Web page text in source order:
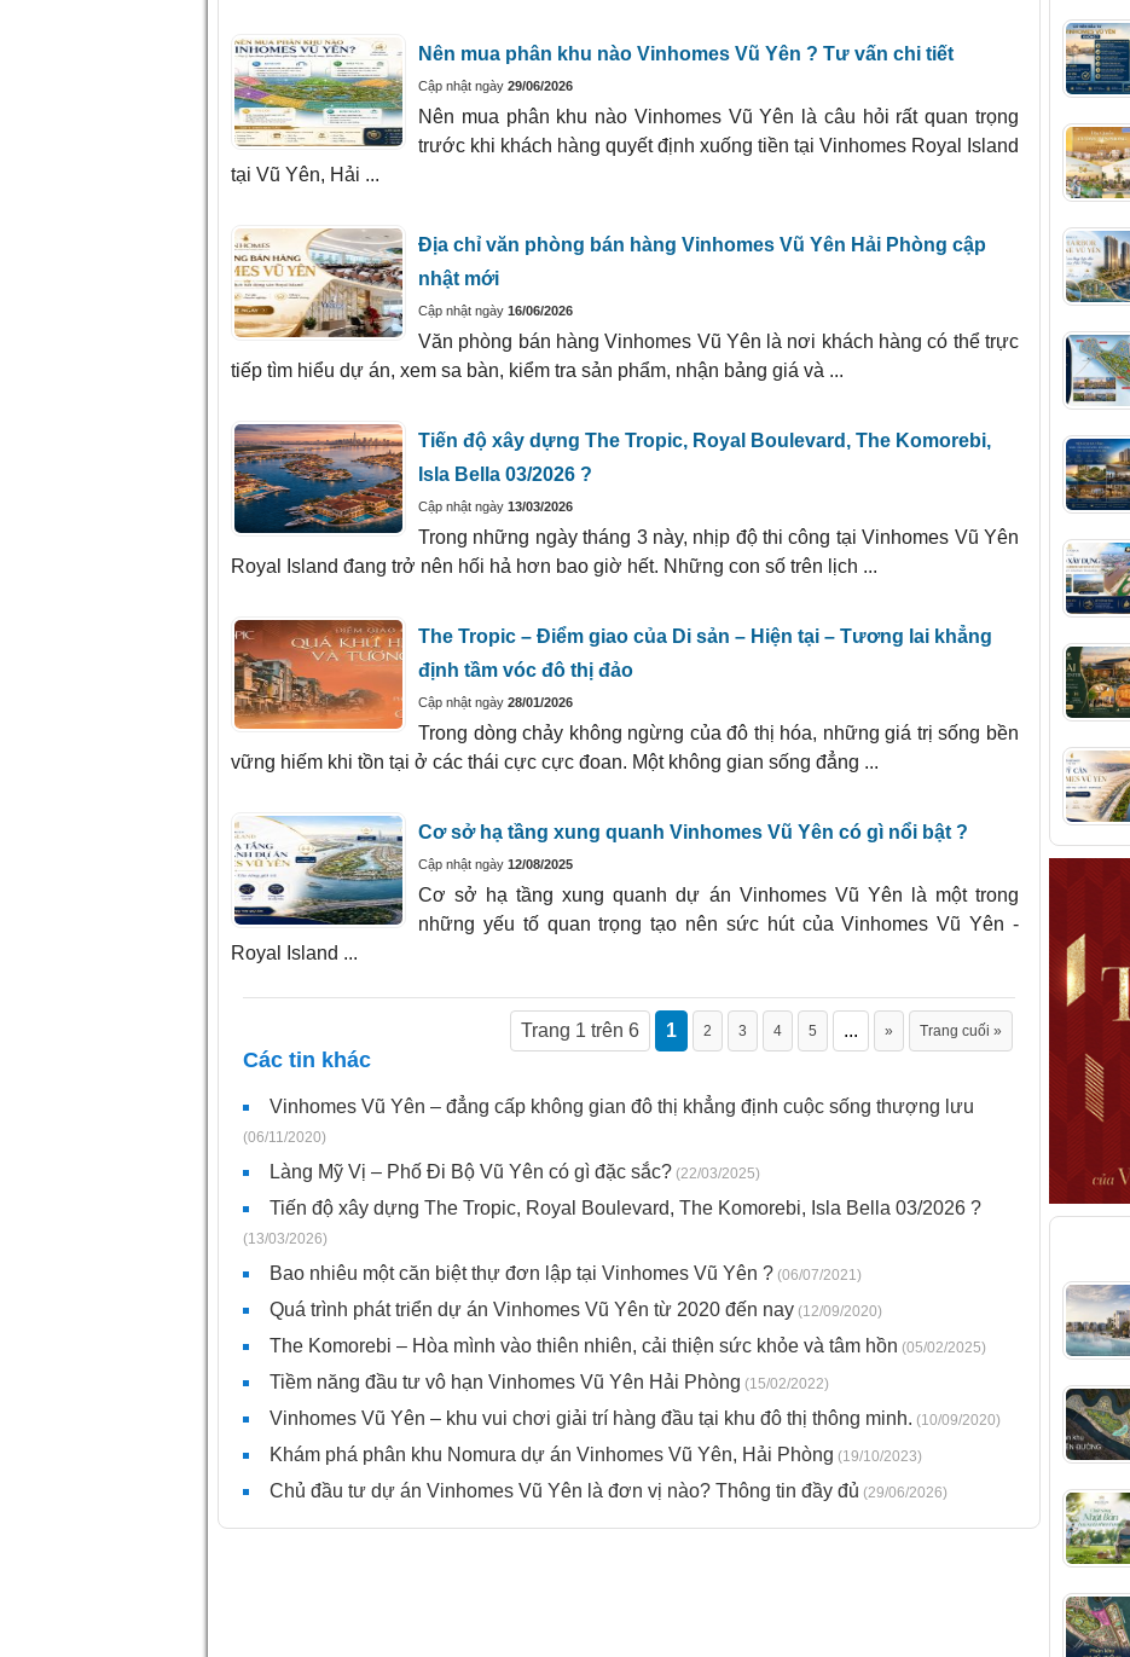
Nên mua phân khu nào Vinhomes Vũ Yên ? Tư vấn chi tiết
Cập nhật ngày 29/06/2026
Nên mua phân khu nào Vinhomes Vũ Yên là câu hỏi rất quan trọng
trước khi khách hàng quyết định xuống tiền tại Vinhomes Royal Island
tại Vũ Yên, Hải ...
Địa chỉ văn phòng bán hàng Vinhomes Vũ Yên Hải Phòng cập
nhật mới
Cập nhật ngày 16/06/2026
Văn phòng bán hàng Vinhomes Vũ Yên là nơi khách hàng có thể trực
tiếp tìm hiểu dự án, xem sa bàn, kiểm tra sản phẩm, nhận bảng giá và ...
Tiến độ xây dựng The Tropic, Royal Boulevard, The Komorebi,
Isla Bella 03/2026 ?
Cập nhật ngày 13/03/2026
Trong những ngày tháng 3 này, nhịp độ thi công tại Vinhomes Vũ Yên
Royal Island đang trở nên hối hả hơn bao giờ hết. Những con số trên lịch ...
The Tropic – Điểm giao của Di sản – Hiện tại – Tương lai khẳng
định tầm vóc đô thị đảo
Cập nhật ngày 28/01/2026
Trong dòng chảy không ngừng của đô thị hóa, những giá trị sống bền
vững hiếm khi tồn tại ở các thái cực cực đoan. Một không gian sống đẳng ...
Cơ sở hạ tầng xung quanh Vinhomes Vũ Yên có gì nổi bật ?
Cập nhật ngày 12/08/2025
Cơ sở hạ tầng xung quanh dự án Vinhomes Vũ Yên là một trong
những yếu tố quan trọng tạo nên sức hút của Vinhomes Vũ Yên -
Royal Island ...
Trang 1 trên 6 1 2 3 4 5 ... » Trang cuối »
Các tin khác
Vinhomes Vũ Yên – đẳng cấp không gian đô thị khẳng định cuộc sống thượng lưu
(06/11/2020)
Làng Mỹ Vị – Phố Đi Bộ Vũ Yên có gì đặc sắc? (22/03/2025)
Tiến độ xây dựng The Tropic, Royal Boulevard, The Komorebi, Isla Bella 03/2026 ?
(13/03/2026)
Bao nhiêu một căn biệt thự đơn lập tại Vinhomes Vũ Yên ? (06/07/2021)
Quá trình phát triển dự án Vinhomes Vũ Yên từ 2020 đến nay (12/09/2020)
The Komorebi – Hòa mình vào thiên nhiên, cải thiện sức khỏe và tâm hồn (05/02/2025)
Tiềm năng đầu tư vô hạn Vinhomes Vũ Yên Hải Phòng (15/02/2022)
Vinhomes Vũ Yên – khu vui chơi giải trí hàng đầu tại khu đô thị thông minh. (10/09/2020)
Khám phá phân khu Nomura dự án Vinhomes Vũ Yên, Hải Phòng (19/10/2023)
Chủ đầu tư dự án Vinhomes Vũ Yên là đơn vị nào? Thông tin đầy đủ (29/06/2026)